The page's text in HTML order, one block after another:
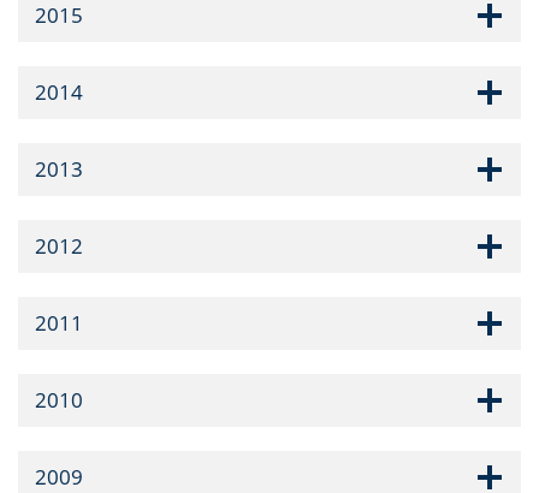
2015
2014
2013
2012
2011
2010
2009